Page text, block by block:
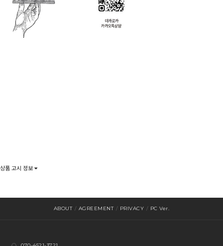
상품 고시 정보
ABOUT / AGREEMENT / PRIVACY / PC Ver.